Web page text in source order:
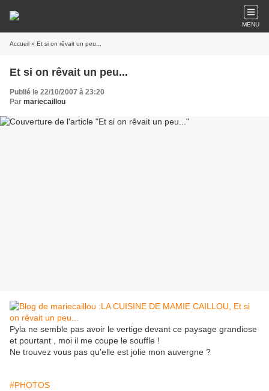
MENU
Accueil » Et si on rêvait un peu...
Et si on rêvait un peu...
Publié le 22/10/2007 à 23:20
Par mariecaillou
Pyla ne semble pas avoir le vertige devant ce paysage grandiose
et pourtant , moi il me coupe le souffle !
Ne trouvez vous pas qu'elle est jolie mon auvergne ?
#PHOTOS